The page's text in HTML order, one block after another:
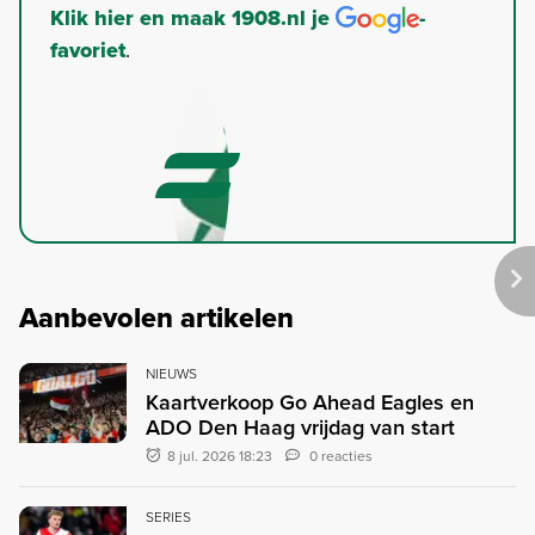
Klik hier en maak 1908.nl je
-
favoriet.
Aanbevolen artikelen
NIEUWS
Kaartverkoop Go Ahead Eagles en
ADO Den Haag vrijdag van start
8 jul. 2026 18:23 0 reacties
SERIES